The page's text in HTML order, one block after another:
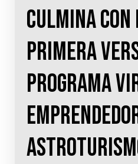
Culmina
primera
Programa